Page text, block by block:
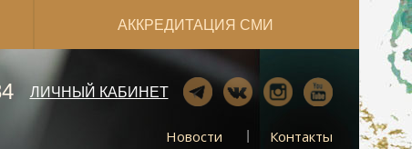
АККРЕДИТАЦИЯ СМИ
ЛИЧНЫЙ КАБИНЕТ
Новости Контакты